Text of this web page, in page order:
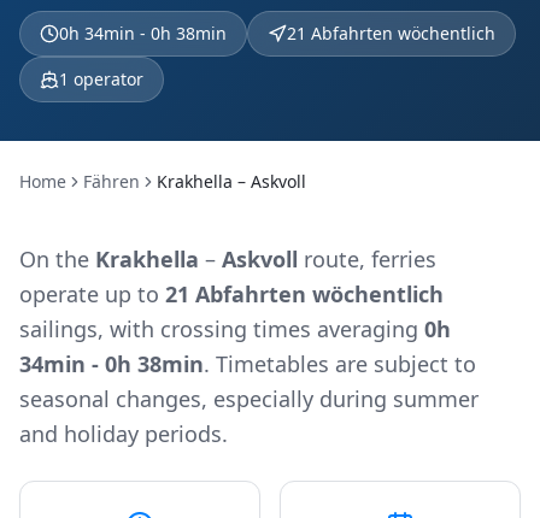
0h 34min - 0h 38min
21 Abfahrten wöchentlich
1 operator
Home Fähren Krakhella – Askvoll
On the Krakhella – Askvoll route, ferries
operate up to 21 Abfahrten wöchentlich
sailings, with crossing times averaging 0h
34min - 0h 38min. Timetables are subject to
seasonal changes, especially during summer
and holiday periods.